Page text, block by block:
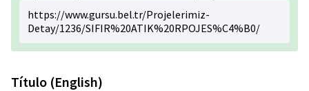
https://www.gursu.bel.tr/Projelerimiz-
Detay/1236/SIFIR%20ATIK%20RPOJES%C4%B0/
Título (English)